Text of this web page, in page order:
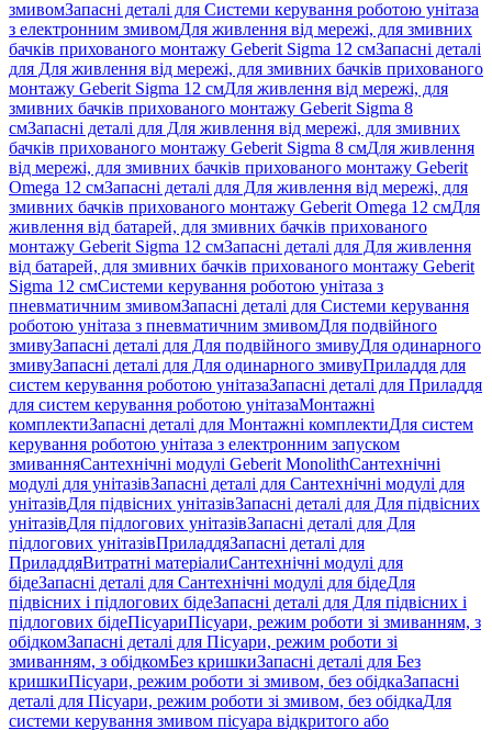
змивомЗапасні деталі для Системи керування роботою унітаза
з електронним змивомДля живлення від мережі, для змивних
бачків прихованого монтажу Geberit Sigma 12 смЗапасні деталі
для Для живлення від мережі, для змивних бачків прихованого
монтажу Geberit Sigma 12 смДля живлення від мережі, для
змивних бачків прихованого монтажу Geberit Sigma 8
смЗапасні деталі для Для живлення від мережі, для змивних
бачків прихованого монтажу Geberit Sigma 8 смДля живлення
від мережі, для змивних бачків прихованого монтажу Geberit
Omega 12 смЗапасні деталі для Для живлення від мережі, для
змивних бачків прихованого монтажу Geberit Omega 12 смДля
живлення від батарей, для змивних бачків прихованого
монтажу Geberit Sigma 12 смЗапасні деталі для Для живлення
від батарей, для змивних бачків прихованого монтажу Geberit
Sigma 12 смСистеми керування роботою унітаза з
пневматичним змивомЗапасні деталі для Системи керування
роботою унітаза з пневматичним змивомДля подвійного
змивуЗапасні деталі для Для подвійного змивуДля одинарного
змивуЗапасні деталі для Для одинарного змивуПриладдя для
систем керування роботою унітазаЗапасні деталі для Приладдя
для систем керування роботою унітазаМонтажні
комплектиЗапасні деталі для Монтажні комплектиДля систем
керування роботою унітаза з електронним запуском
змиванняСантехнічні модулі Geberit MonolithСантехнічні
модулі для унітазівЗапасні деталі для Сантехнічні модулі для
унітазівДля підвісних унітазівЗапасні деталі для Для підвісних
унітазівДля підлогових унітазівЗапасні деталі для Для
підлогових унітазівПриладдяЗапасні деталі для
ПриладдяВитратні матеріалиСантехнічні модулі для
бідеЗапасні деталі для Сантехнічні модулі для бідеДля
підвісних і підлогових бідеЗапасні деталі для Для підвісних і
підлогових бідеПісуариПісуари, режим роботи зі змиванням, з
обідкомЗапасні деталі для Пісуари, режим роботи зі
змиванням, з обідкомБез кришкиЗапасні деталі для Без
кришкиПісуари, режим роботи зі змивом, без обідкаЗапасні
деталі для Пісуари, режим роботи зі змивом, без обідкаДля
системи керування змивом пісуара відкритого або